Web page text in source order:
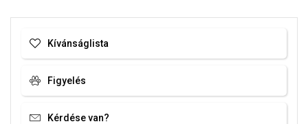
Kívánságlista
Figyelés
Kérdése van?